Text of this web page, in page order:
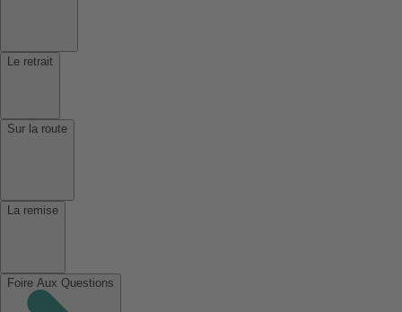
Le retrait
Sur la route
La remise
Foire Aux Questions